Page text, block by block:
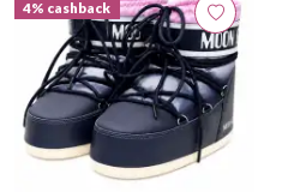
4% cashback